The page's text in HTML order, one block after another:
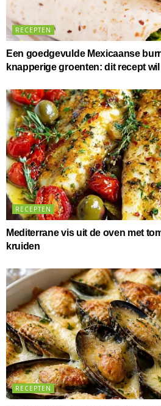
RECEPTEN
Een goedgevulde Mexicaanse
knapperige groenten: dit recept
RECEPTEN
Mediterrane vis uit de oven met
kruiden
RECEPTEN